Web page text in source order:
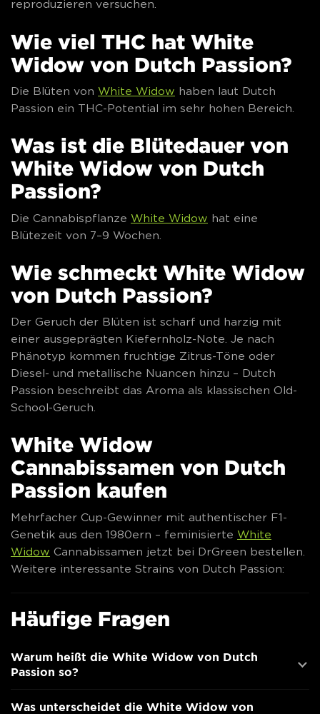
reproduzieren versuchen.
Wie viel THC hat White
Widow von Dutch Passion?
Die Blüten von White Widow haben laut Dutch
Passion ein THC-Potential im sehr hohen Bereich.
Was ist die Blütedauer von
White Widow von Dutch
Passion?
Die Cannabispflanze White Widow hat eine
Blütezeit von 7–9 Wochen.
Wie schmeckt White Widow
von Dutch Passion?
Der Geruch der Blüten ist scharf und harzig mit
einer ausgeprägten Kiefernholz-Note. Je nach
Phänotyp kommen fruchtige Zitrus-Töne oder
Diesel- und metallische Nuancen hinzu – Dutch
Passion beschreibt das Aroma als klassischen Old-
School-Geruch.
White Widow
Cannabissamen von Dutch
Passion kaufen
Mehrfacher Cup-Gewinner mit authentischer F1-
Genetik aus den 1980ern – feminisierte White
Widow Cannabissamen jetzt bei DrGreen bestellen.
Weitere interessante Strains von Dutch Passion:
Häufige Fragen
Warum heißt die White Widow von Dutch
Passion so?
Was unterscheidet die White Widow von